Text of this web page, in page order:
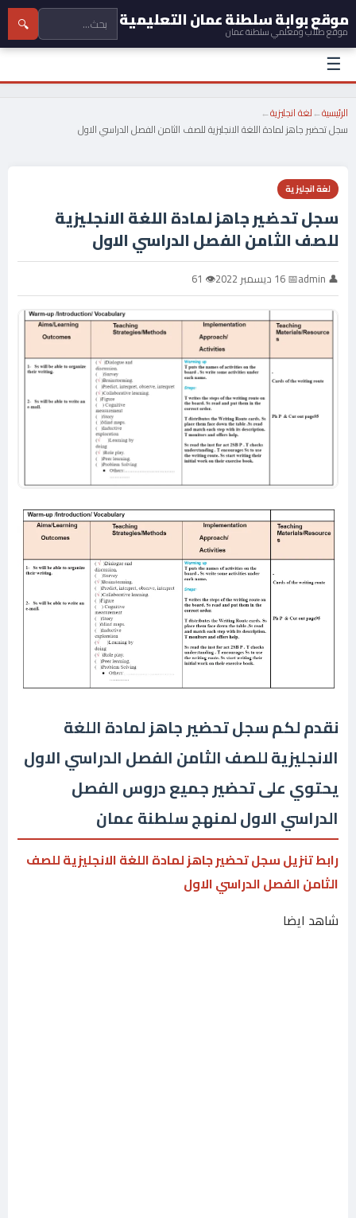
موقع بوابة سلطنة عمان التعليمية
موقع طلاب ومعلمي سلطنة عمان 🔍
☰
الرئيسية←لغة انجليزية←
سجل تحضير جاهز لمادة اللغة الانجليزية للصف الثامن الفصل الدراسي الاول
لغة انجليزية
سجل تحضير جاهز لمادة اللغة الانجليزية
للصف الثامن الفصل الدراسي الاول
👤 admin 📅 16 ديسمبر 2022 👁 61
نقدم لكم سجل تحضير جاهز لمادة اللغة
الانجليزية للصف الثامن الفصل الدراسي الاول
يحتوي على تحضير جميع دروس الفصل
الدراسي الاول لمنهج سلطنة عمان
رابط تنزيل سجل تحضير جاهز لمادة اللغة الانجليزية للصف
الثامن الفصل الدراسي الاول
شاهد ايضا